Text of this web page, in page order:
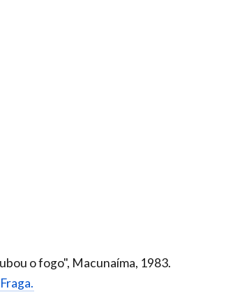
o fogo", Macunaíma, 1983.